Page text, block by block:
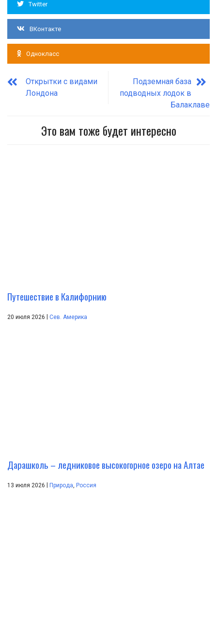
Twitter
ВКонтакте
Однокласс
Открытки с видами
Лондона
Подземная база
подводных лодок в
Балаклаве
Это вам тоже будет интересно
Путешествие в Калифорнию
20 июля 2026 Сев. Америка
Дарашколь – ледниковое высокогорное озеро на Алтае
13 июля 2026 | Природа, Россия